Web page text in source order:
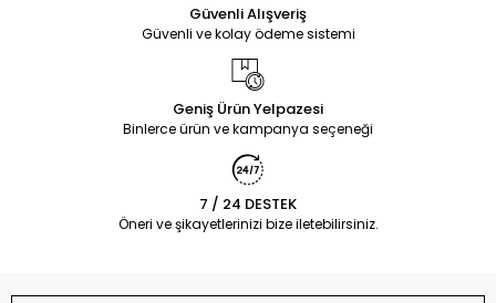
Güvenli Alışveriş
Güvenli ve kolay ödeme sistemi
Geniş Ürün Yelpazesi
Binlerce ürün ve kampanya seçeneği
7 / 24 DESTEK
Öneri ve şikayetlerinizi bize iletebilirsiniz.